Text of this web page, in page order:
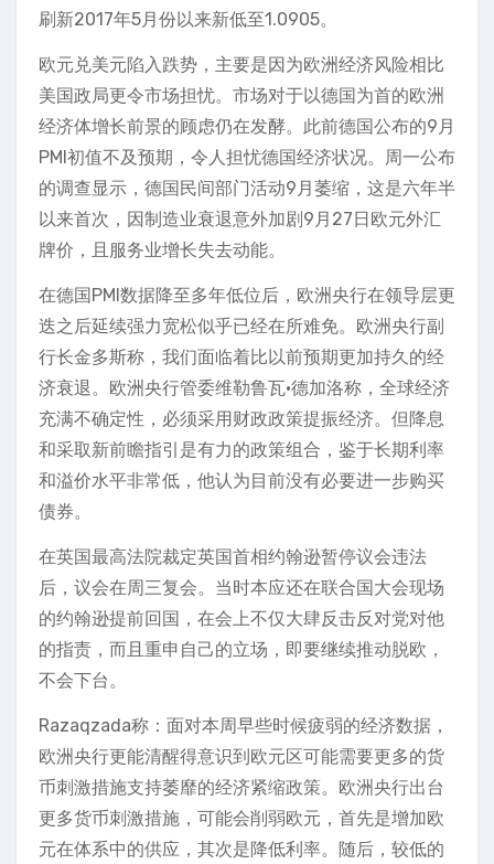
刷新2017年5月份以来新低至1.0905。
欧元兑美元陷入跌势，主要是因为欧洲经济风险相比
美国政局更令市场担忧。市场对于以德国为首的欧洲
经济体增长前景的顾虑仍在发酵。此前德国公布的9月
PMI初值不及预期，令人担忧德国经济状况。周一公布
的调查显示，德国民间部门活动9月萎缩，这是六年半
以来首次，因制造业衰退意外加剧9月27日欧元外汇
牌价，且服务业增长失去动能。
在德国PMI数据降至多年低位后，欧洲央行在领导层更
迭之后延续强力宽松似乎已经在所难免。欧洲央行副
行长金多斯称，我们面临着比以前预期更加持久的经
济衰退。欧洲央行管委维勒鲁瓦·德加洛称，全球经济
充满不确定性，必须采用财政政策提振经济。但降息
和采取新前瞻指引是有力的政策组合，鉴于长期利率
和溢价水平非常低，他认为目前没有必要进一步购买
债券。
在英国最高法院裁定英国首相约翰逊暂停议会违法
后，议会在周三复会。当时本应还在联合国大会现场
的约翰逊提前回国，在会上不仅大肆反击反对党对他
的指责，而且重申自己的立场，即要继续推动脱欧，
不会下台。
Razaqzada称：面对本周早些时候疲弱的经济数据，
欧洲央行更能清醒得意识到欧元区可能需要更多的货
币刺激措施支持萎靡的经济紧缩政策。欧洲央行出台
更多货币刺激措施，可能会削弱欧元，首先是增加欧
元在体系中的供应，其次是降低利率。随后，较低的